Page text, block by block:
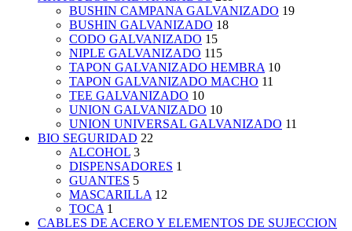
BUSHIN CAMPANA GALVANIZADO 19
BUSHIN GALVANIZADO 18
CODO GALVANIZADO 15
NIPLE GALVANIZADO 115
TAPON GALVANIZADO HEMBRA 10
TAPON GALVANIZADO MACHO 11
TEE GALVANIZADO 10
UNION GALVANIZADO 10
UNION UNIVERSAL GALVANIZADO 11
BIO SEGURIDAD 22
ALCOHOL 3
DISPENSADORES 1
GUANTES 5
MASCARILLA 12
TOCA 1
CABLES DE ACERO Y ELEMENTOS DE SUJECCION